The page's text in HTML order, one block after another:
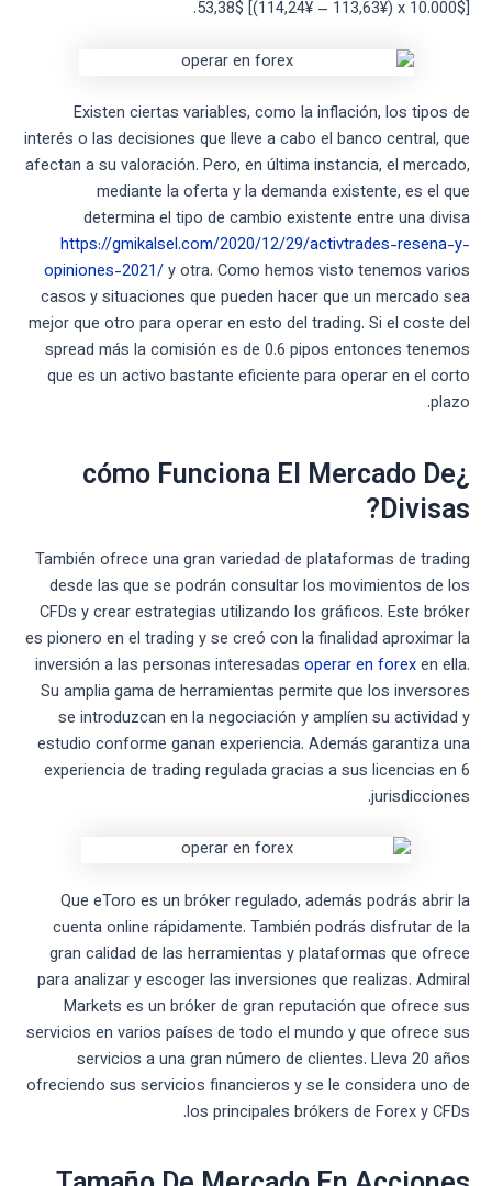
53,38$ [(114,24¥ – 113,63¥) x 10.000$].
Existen ciertas variables, como la inflación, los tipos de
interés o las decisiones que lleve a cabo el banco central, que
afectan a su valoración. Pero, en última instancia, el mercado,
mediante la oferta y la demanda existente, es el que
determina el tipo de cambio existente entre una divisa
https://gmikalsel.com/2020/12/29/activtrades-resena-y-
opiniones-2021/y otra. Como hemos visto tenemos varios
casos y situaciones que pueden hacer que un mercado sea
mejor que otro para operar en esto del trading. Si el coste del
spread más la comisión es de 0.6 pipos entonces tenemos
que es un activo bastante eficiente para operar en el corto
plazo.
¿cómo Funciona El Mercado De
Divisas?
También ofrece una gran variedad de plataformas de trading
desde las que se podrán consultar los movimientos de los
CFDs y crear estrategias utilizando los gráficos. Este bróker
es pionero en el trading y se creó con la finalidad aproximar la
inversión a las personas interesadas operar en forexen ella.
Su amplia gama de herramientas permite que los inversores
se introduzcan en la negociación y amplíen su actividad y
estudio conforme ganan experiencia. Además garantiza una
experiencia de trading regulada gracias a sus licencias en 6
jurisdicciones.
Que eToro es un bróker regulado, además podrás abrir la
cuenta online rápidamente. También podrás disfrutar de la
gran calidad de las herramientas y plataformas que ofrece
para analizar y escoger las inversiones que realizas. Admiral
Markets es un bróker de gran reputación que ofrece sus
servicios en varios países de todo el mundo y que ofrece sus
servicios a una gran número de clientes. Lleva 20 años
ofreciendo sus servicios financieros y se le considera uno de
los principales brókers de Forex y CFDs.